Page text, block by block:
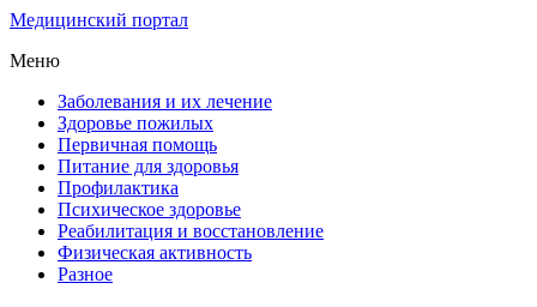
Медицинский портал
Меню
Заболевания и их лечение
Здоровье пожилых
Первичная помощь
Питание для здоровья
Профилактика
Психическое здоровье
Реабилитация и восстановление
Физическая активность
Разное